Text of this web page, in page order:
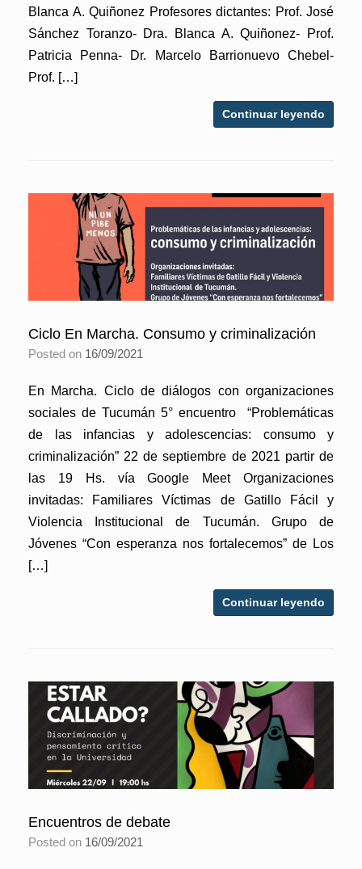
Blanca A. Quiñonez Profesores dictantes: Prof. José
Sánchez Toranzo- Dra. Blanca A. Quiñonez- Prof.
Patricia Penna- Dr. Marcelo Barrionuevo Chebel-
Prof. […]
Continuar leyendo
Ciclo En Marcha. Consumo y criminalización
Posted on 16/09/2021
En Marcha. Ciclo de diálogos con organizaciones
sociales de Tucumán 5° encuentro “Problemáticas
de las infancias y adolescencias: consumo y
criminalización” 22 de septiembre de 2021 partir de
las 19 Hs. vía Google Meet Organizaciones
invitadas: Familiares Víctimas de Gatillo Fácil y
Violencia Institucional de Tucumán. Grupo de
Jóvenes “Con esperanza nos fortalecemos” de Los
[…]
Continuar leyendo
Encuentros de debate
Posted on 16/09/2021